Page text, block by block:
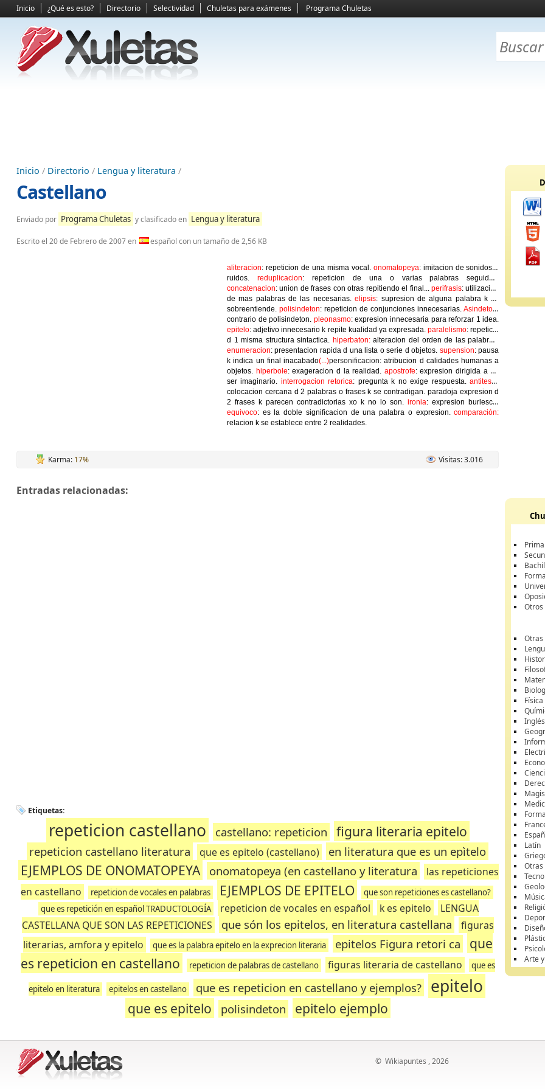
Inicio ¿Qué es esto? Directorio Selectividad Chuletas para exámenes Programa Chuletas
Inicio / Directorio / Lengua y literatura /
Castellano
Enviado por Programa Chuletas y clasificado en Lengua y literatura
Escrito el 20 de Febrero de 2007en español con un tamaño de 2,56 KB
aliteracion: repeticion de una misma vocal. onomatopeya: imitacion de sonidos o
ruidos. reduplicacion: repeticion de una o varias palabras seguidas.
concatenacion: union de frases con otras repitiendo el final... perifrasis: utilizacion
de mas palabras de las necesarias.elipsis: supresion de alguna palabra k se
sobreentiende.polisindeton: repeticion de conjunciones innecesarias.Asindeton :
contrario de polisindeton. pleonasmo: expresion innecesaria para reforzar 1 idea.
epitelo: adjetivo innecesario k repite kualidad ya expresada. paralelismo: repeticio
d 1 misma structura sintactica. hiperbaton:alteracion del orden de las palabras.
enumeracion: presentacion rapida d una lista o serie d objetos. supension: pausa
k indica un final inacabado(...)personificacion: atribucion d calidades humanas a
objetos. hiperbole: exageracion d la realidad. apostrofe: expresion dirigida a un
ser imaginario. interrogacion retorica: pregunta k no exige respuesta.antitesis
colocacion cercana d 2 palabras o frases k se contradigan. paradoja expresion d
2 frases k parecen contradictorias xo k no lo son.ironia: expresion burlesca.
equivoco: es la doble significacion de una palabra o expresion.comparación:
relacion k se establece entre 2 realidades.
Karma: 17% Visitas: 3.016
Entradas relacionadas:
Etiquetas:
repeticion castellano castellano: repeticion figura literaria epitelo
repeticion castellano literatura que es epitelo (castellano) en literatura que es un epìtelo
EJEMPLOS DE ONOMATOPEYA onomatopeya (en castellano y literatura
las repeticiones
en castellano
repeticion de vocales en palabras EJEMPLOS DE EPITELO
que son repeticiones es castellano?
que es repetición en español TRADUCTOLOGÍA
repeticion de vocales en español k es epitelo
LENGUA
CASTELLANA QUE SON LAS REPETICIONES
que són los epitelos, en literatura castellana
figuras
literarias, amfora y epitelo
que es la palabra epitelo en la exprecion literaria epitelos Figura retori ca
que
es repeticion en castellano
repeticion de palabras de castellano figuras literaria de castellano que es
epitelo en literatura epitelos en castellano que es repeticion en castellano y ejemplos? epitelo
que es epitelo polisindeton epitelo ejemplo
Otros
Física
Inglés
Latín
Arte
© Wikiapuntes , 2026